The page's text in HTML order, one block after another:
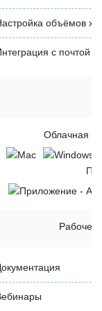
объёмов
с почтой
Облачная /
Рабочее